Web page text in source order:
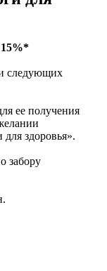
следующих
ее получения
здоровья».
забору